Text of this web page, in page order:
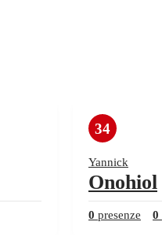
34
Yannick
Onohiol
0 presenze 0